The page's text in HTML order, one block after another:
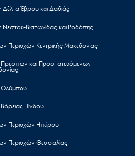
Έβρου και Δαδιάς
Βιστωνίδας και Ροδόπης
Περιοχών Κεντρικής Μακεδονίας
και Προστατευόμενων
Ολύμπου
Πίνδου
Περιοχών Ηπείρου
Περιοχών Θεσσαλίας
υλικού για την προβολή
του Επιχειρησιακού
Υποδομές Μεταφορών,
Ανάπτυξη
Πάρκου Ζακύνθου, στο